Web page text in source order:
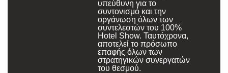
υπεύθυνη για το
συντονισμό και την
οργάνωση όλων των
συντελεστών του 100%
Hotel Show. Ταυτόχρονα,
αποτελεί το πρόσωπο
επαφής όλων των
στρατηγικών συνεργατών
του θεσμού.